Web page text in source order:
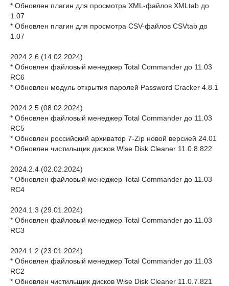
* Обновлен плагин для просмотра XML-файлов XMLtab до
1.07
* Обновлен плагин для просмотра CSV-файлов CSVtab до
1.07
2024.2.6 (14.02.2024)
* Обновлен файловый менеджер Total Commander до 11.03
RC6
* Обновлен модуль открытия паролей Password Cracker 4.8.1
2024.2.5 (08.02.2024)
* Обновлен файловый менеджер Total Commander до 11.03
RC5
* Обновлен российский архиватор 7-Zip новой версией 24.01
* Обновлен чистильщик дисков Wise Disk Cleaner 11.0.8.822
2024.2.4 (02.02.2024)
* Обновлен файловый менеджер Total Commander до 11.03
RC4
2024.1.3 (29.01.2024)
* Обновлен файловый менеджер Total Commander до 11.03
RC3
2024.1.2 (23.01.2024)
* Обновлен файловый менеджер Total Commander до 11.03
RC2
* Обновлен чистильщик дисков Wise Disk Cleaner 11.0.7.821